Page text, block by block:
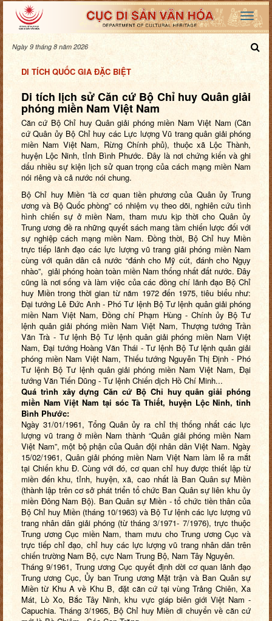
Ngày 9 tháng 8 năm 2026
DI TÍCH QUỐC GIA ĐẶC BIỆT
Di tích lịch sử Căn cứ Bộ Chỉ huy Quân giải
phóng miền Nam Việt Nam
Căn cứ Bộ Chỉ huy Quân giải phóng miền Nam Việt Nam (Căn
cứ Quân ủy Bộ Chỉ huy các Lực lượng Vũ trang quân giải phóng
miền Nam Việt Nam, Rừng Chính phủ), thuộc xã Lộc Thành,
huyện Lộc Ninh, tỉnh Bình Phước. Đây là nơi chứng kiến và ghi
dấu nhiều sự kiện lịch sử quan trọng của cách mạng miền Nam
nói riêng và cả nước nói chung.
Bộ Chỉ huy Miền “là cơ quan tiền phương của Quân ủy Trung
ương và Bộ Quốc phòng” có nhiệm vụ theo dõi, nghiên cứu tình
hình chiến sự ở miền Nam, tham mưu kịp thời cho Quân ủy
Trung ương đề ra những quyết sách mang tầm chiến lược đối với
sự nghiệp cách mạng miền Nam. Đồng thời, Bộ Chỉ huy Miền
trực tiếp lãnh đạo các lực lượng vũ trang giải phóng miền Nam
cùng với quân dân cả nước “đánh cho Mỹ cút, đánh cho Ngụy
nhào”, giải phóng hoàn toàn miền Nam thống nhất đất nước. Đây
cũng là nơi sống và làm việc của các đồng chí lãnh đạo Bộ Chỉ
huy Miền trong thời gian từ năm 1972 đến 1975, tiêu biểu như:
Đại tướng Lê Đức Anh - Phó Tư lệnh Bộ Tư lệnh quân giải phóng
miền Nam Việt Nam, Đồng chí Phạm Hùng - Chính ủy Bộ Tư
lệnh quân giải phóng miền Nam Việt Nam, Thượng tướng Trần
Văn Trà - Tư lệnh Bộ Tư lệnh quân giải phóng miền Nam Việt
Nam, Đại tướng Hoàng Văn Thái - Tư lệnh Bộ Tư lệnh quân giải
phóng miền Nam Việt Nam, Thiếu tướng Nguyễn Thị Định - Phó
Tư lệnh Bộ Tư lệnh quân giải phóng miền Nam Việt Nam, Đại
tướng Văn Tiến Dũng - Tư lệnh Chiến dịch Hồ Chí Minh...
Quá trình xây dựng Căn cứ Bộ Chỉ huy quân giải phóng
miền Nam Việt Nam tại sóc Tà Thiết, huyện Lộc Ninh, tỉnh
Bình Phước:
Ngày 31/01/1961, Tổng Quân ủy ra chỉ thị thống nhất các lực
lượng vũ trang ở miền Nam thành “Quân giải phóng miền Nam
Việt Nam”, một bộ phận của Quân đội nhân dân Việt Nam. Ngày
15/02/1961, Quân giải phóng miền Nam Việt Nam làm lễ ra mắt
tại Chiến khu Đ. Cùng với đó, cơ quan chỉ huy được thiết lập từ
miền đến khu, tỉnh, huyện, xã, cao nhất là Ban Quân sự Miền
(thành lập trên cơ sở phát triển tổ chức Ban Quân sự liên khu ủy
miền Đông Nam Bộ). Ban Quân sự Miền - tổ chức tiền thân của
Bộ Chỉ huy Miền (tháng 10/1963) và Bộ Tư lệnh các lực lượng vũ
trang nhân dân giải phóng (từ tháng 3/1971- 7/1976), trực thuộc
Trung ương Cục miền Nam, tham mưu cho Trung ương Cục và
trực tiếp chỉ đạo, chỉ huy các lực lượng vũ trang nhân dân trên
chiến trường Nam Bộ, cực Nam Trung Bộ, Nam Tây Nguyên.
Tháng 9/1961, Trung ương Cục quyết định dời cơ quan lãnh đạo
Trung ương Cục, Ủy ban Trung ương Mặt trận và Ban Quân sự
Miền từ Khu A về Khu B, đặt căn cứ tại vùng Trảng Chiên, Xa
Mát, Lò Xo, Bắc Tây Ninh, khu vực giáp biên giới Việt Nam -
Capuchia. Tháng 3/1965, Bộ Chỉ huy Miền di chuyển về căn cứ